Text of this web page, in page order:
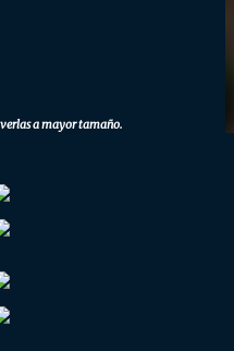
a mayor tamaño.